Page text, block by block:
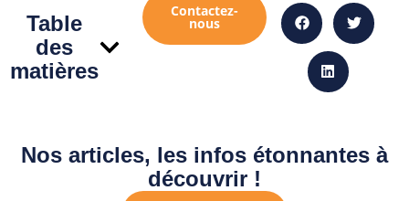
Table
des
matières
Contactez-
nous
Nos articles, les infos étonnantes à
découvrir !